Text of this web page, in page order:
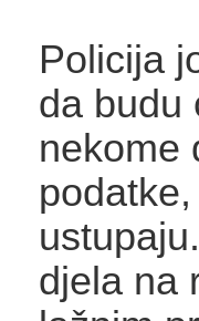
Policija
da budu
nekome
djela na